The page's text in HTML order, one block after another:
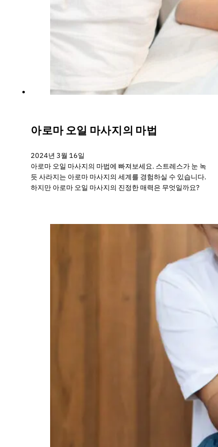
아로마 오일 마사지의 마법
2024년 3월 16일
아로마 오일 마사지의 마법에 빠져보세요. 스트레스가 눈 녹
듯 사라지는 아로마 마사지의 세계를 경험하실 수 있습니다.
하지만 아로마 오일 마사지의 진정한 매력은 무엇일까요?